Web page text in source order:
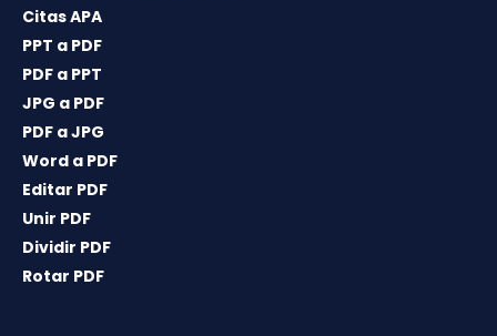
Citas APA
PPT a PDF
PDF a PPT
JPG a PDF
PDF a JPG
Word a PDF
Editar PDF
Unir PDF
Dividir PDF
Rotar PDF